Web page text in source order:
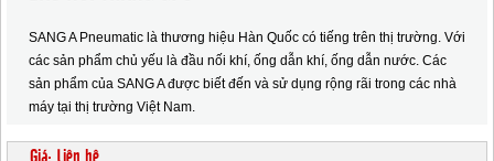
SANG A Pneumatic là thương hiệu Hàn Quốc có tiếng trên thị trường. Với
các sản phẩm chủ yếu là đầu nối khí, ống dẫn khí, ống dẫn nước. Các
sản phẩm của SANG A được biết đến và sử dụng rộng rãi trong các nhà
máy tại thị trường Việt Nam.